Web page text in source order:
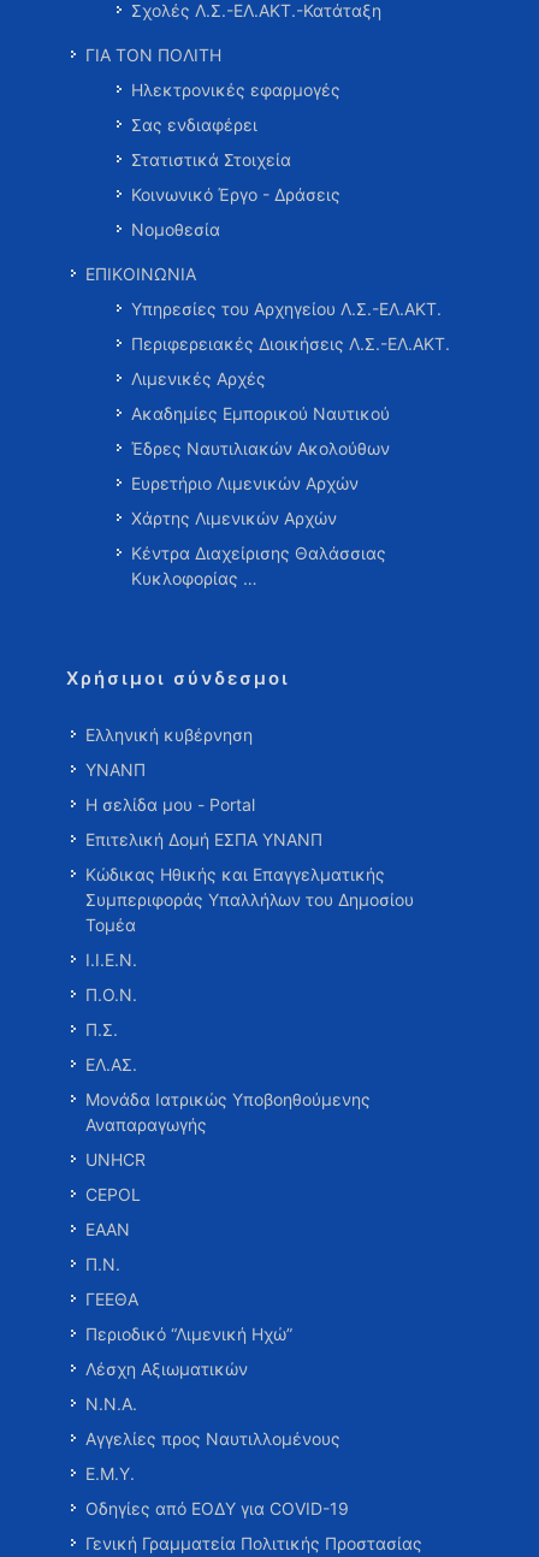
Σχολές Λ.Σ.-ΕΛ.ΑΚΤ.-Κατάταξη
ΓΙΑ ΤΟΝ ΠΟΛΙΤΗ
Ηλεκτρονικές εφαρμογές
Σας ενδιαφέρει
Στατιστικά Στοιχεία
Κοινωνικό Έργο - Δράσεις
Νομοθεσία
ΕΠΙΚΟΙΝΩΝΙΑ
Υπηρεσίες του Αρχηγείου Λ.Σ.-ΕΛ.ΑΚΤ.
Περιφερειακές Διοικήσεις Λ.Σ.-ΕΛ.ΑΚΤ.
Λιμενικές Αρχές
Ακαδημίες Εμπορικού Ναυτικού
Έδρες Ναυτιλιακών Ακολούθων
Ευρετήριο Λιμενικών Αρχών
Χάρτης Λιμενικών Αρχών
Κέντρα Διαχείρισης Θαλάσσιας
Κυκλοφορίας …
Χρήσιμοι σύνδεσμοι
Ελληνική κυβέρνηση
ΥΝΑΝΠ
Η σελίδα μου - Portal
Επιτελική Δομή ΕΣΠΑ ΥΝΑΝΠ
Κώδικας Ηθικής και Επαγγελματικής
Συμπεριφοράς Υπαλλήλων του Δημοσίου
Τομέα
Ι.Ι.Ε.Ν.
Π.Ο.Ν.
Π.Σ.
ΕΛ.ΑΣ.
Μονάδα Ιατρικώς Υποβοηθούμενης
Αναπαραγωγής
UNHCR
CEPOL
ΕΑΑΝ
Π.Ν.
ΓΕΕΘΑ
Περιοδικό “Λιμενική Ηχώ”
Λέσχη Αξιωματικών
Ν.Ν.Α.
Αγγελίες προς Ναυτιλλομένους
Ε.Μ.Υ.
Οδηγίες από ΕΟΔΥ για COVID-19
Γενική Γραμματεία Πολιτικής Προστασίας